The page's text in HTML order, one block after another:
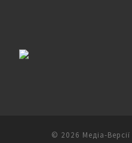
© 2026 Медіа-Версії